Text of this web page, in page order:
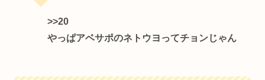
>>20
やっぱアベサポのネトウヨってチョンじゃん